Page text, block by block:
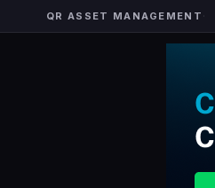
QR ASSET MANAGEMENT